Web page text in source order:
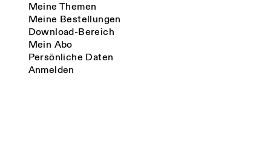
Meine Themen
Meine Bestellungen
Download-Bereich
Mein Abo
Persönliche Daten
Anmelden